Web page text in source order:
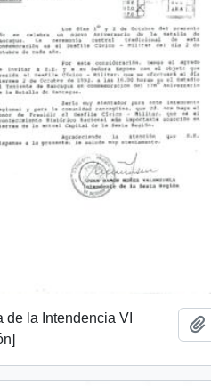
de la Intendencia VI